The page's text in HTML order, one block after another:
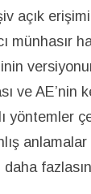
açık
münhasır
ve AE’nin
yöntemler
anlamalar